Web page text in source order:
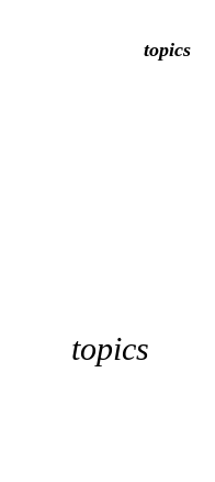
topics
topics